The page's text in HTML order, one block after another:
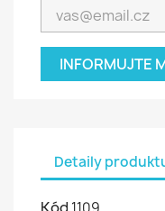
INFORMUJTE
Detaily